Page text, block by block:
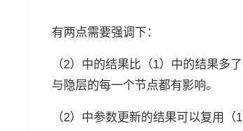
有两点需要强调下：
（2）中的结果比（1）中的结果多
与隐层的每一个节点都有影响。
（2）中参数更新的结果可以复用